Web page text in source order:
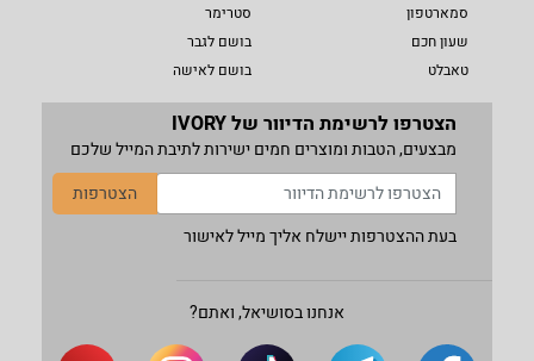
סמארטפון
שעון חכם
טאבלט
סטרימר
בושם לגבר
בושם לאישה
הצטרפו לרשימת הדיוור של IVORY
מבצעים, הטבות ומוצרים חמים ישירות לתיבת המייל שלכם
הצטרפות
בעת ההצטרפות יישלח אליך מייל לאישור
אנחנו בסושיאל, ואתם?